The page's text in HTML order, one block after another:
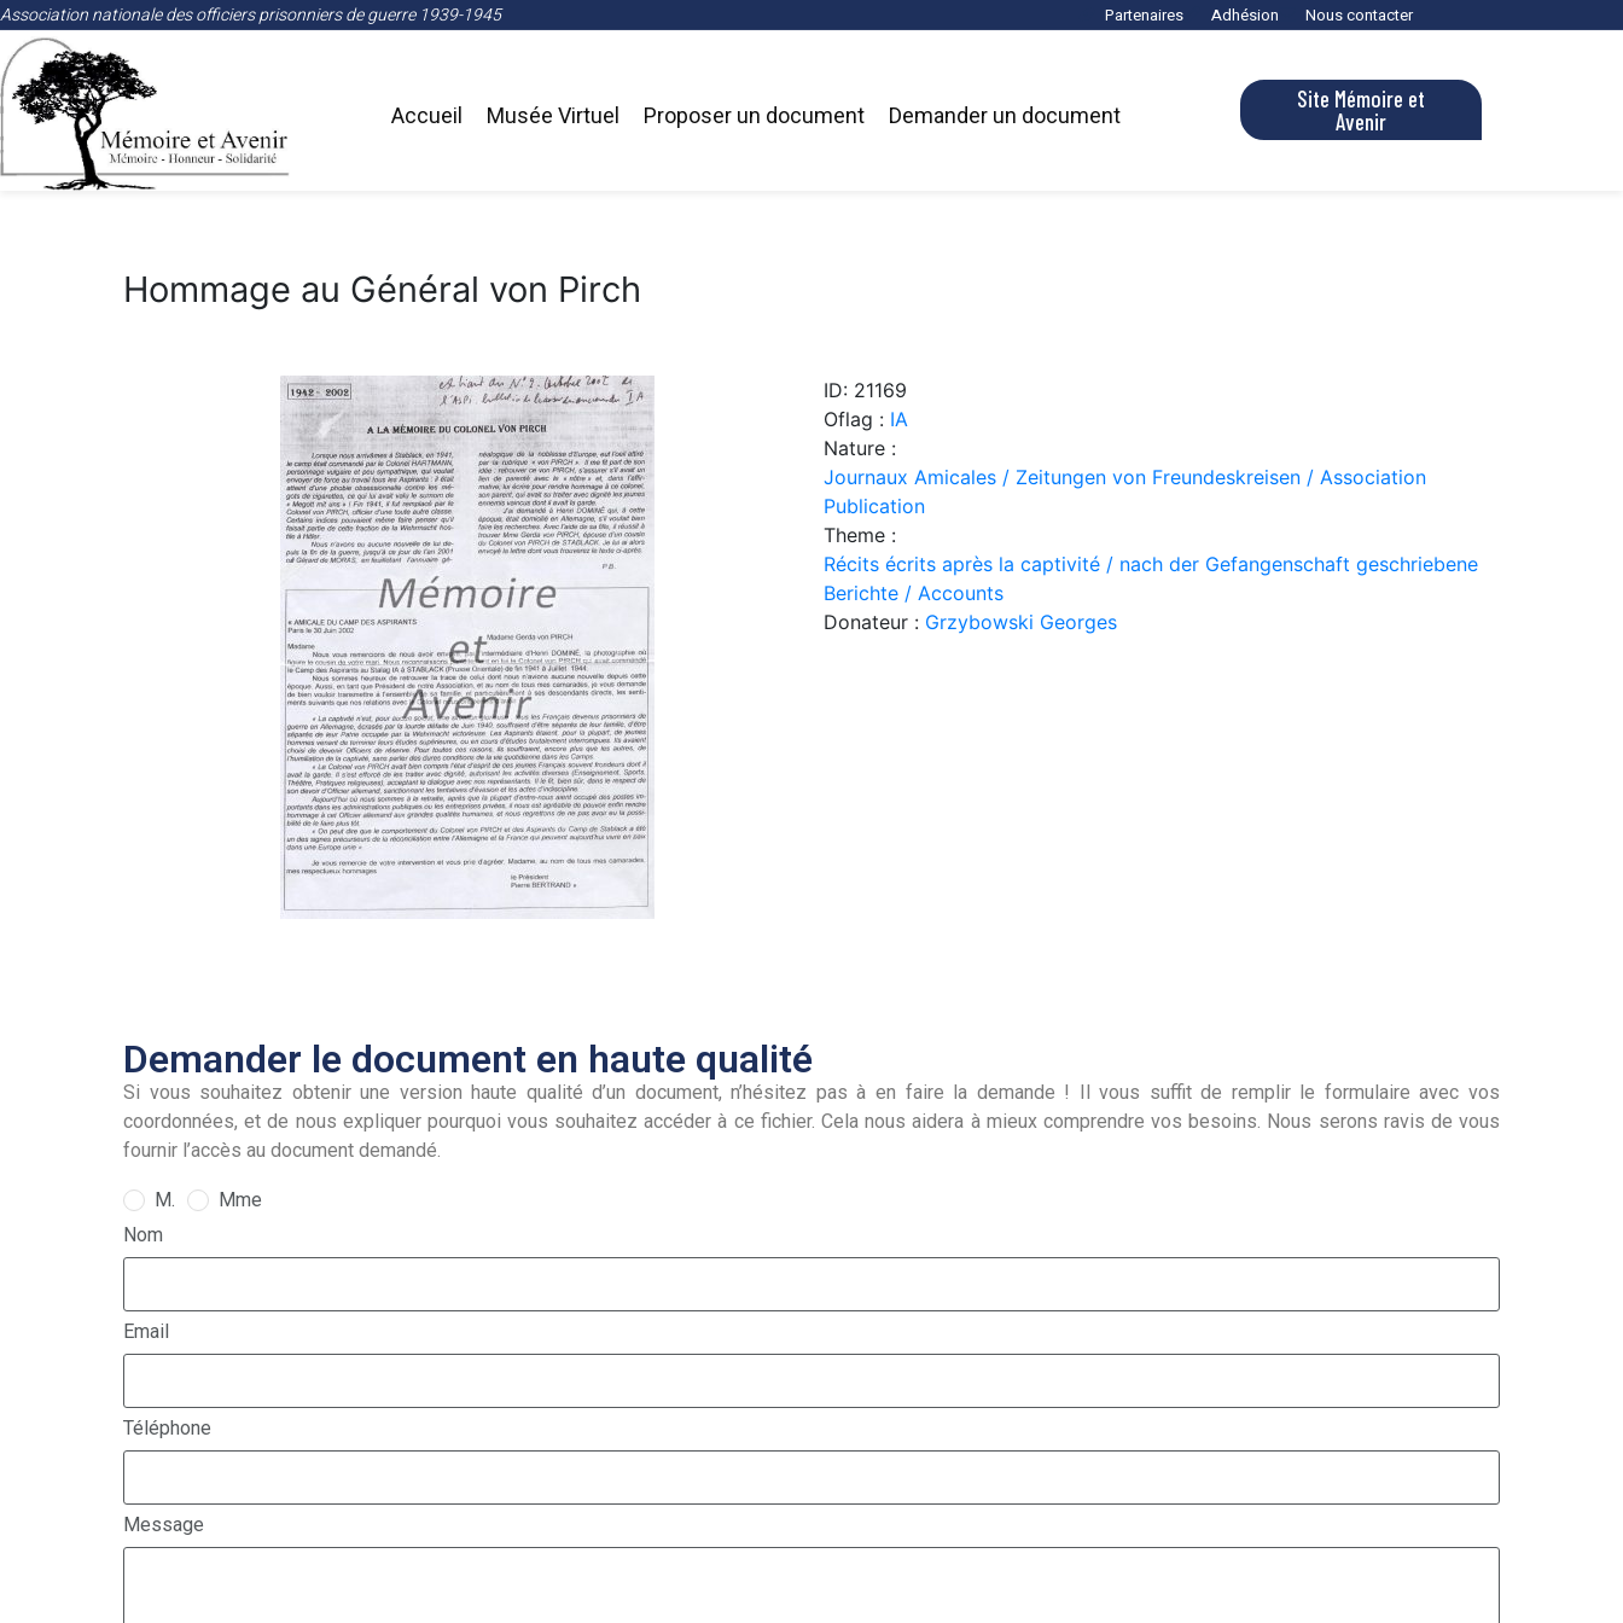
Association nationale des officiers prisonniers de guerre 1939-1945 Partenaires Adhésion Nous contacter
Accueil Musée Virtuel Proposer un document Demander un document
Site Mémoire et
Avenir
Hommage au Général von Pirch
ID: 21169
Oflag : IA
Nature :
Journaux Amicales / Zeitungen von Freundeskreisen / Association
Publication
Theme :
Récits écrits après la captivité / nach der Gefangenschaft geschriebene
Berichte / Accounts
Donateur : Grzybowski Georges
Demander le document en haute qualité
Si vous souhaitez obtenir une version haute qualité d’un document, n’hésitez pas à en faire la demande ! Il vous suffit de remplir le formulaire avec vos
coordonnées, et de nous expliquer pourquoi vous souhaitez accéder à ce fichier. Cela nous aidera à mieux comprendre vos besoins. Nous serons ravis de vous
fournir l’accès au document demandé.
M.
Mme
Nom
Email
Téléphone
Message